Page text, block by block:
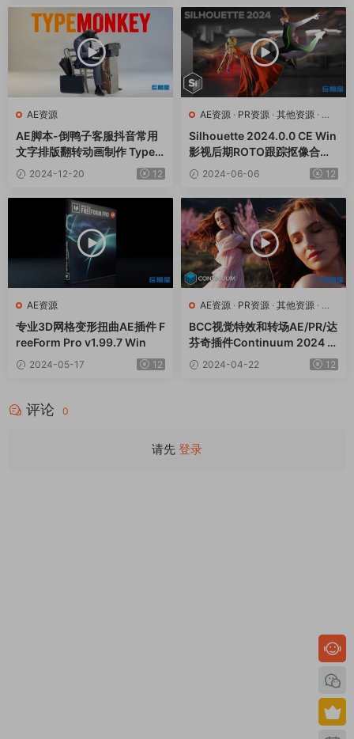
AE资源
AE脚本-倒鸭子客服抖音常用
文字排版翻转动画制作 TypeM
onkey v1.26+使用教程
2024-12-20 12
AE资源 · PR资源 · 其他资源 · 达
Silhouette 2024.0.0 CE Win
影视后期ROTO跟踪抠像合成
软件AE/PR/达芬奇/VEGAS/O
FX插件
2024-06-06 12
AE资源
专业3D网格变形扭曲AE插件 F
reeForm Pro v1.99.7 Win
2024-05-17 12
AE资源 · PR资源 · 其他资源 · 达
芬奇资源
BCC视觉特效和转场AE/PR/达
芬奇插件Continuum 2024 v
17.0.5 CE Win一键安装版
2024-04-22 12
评论 0
请先 登录